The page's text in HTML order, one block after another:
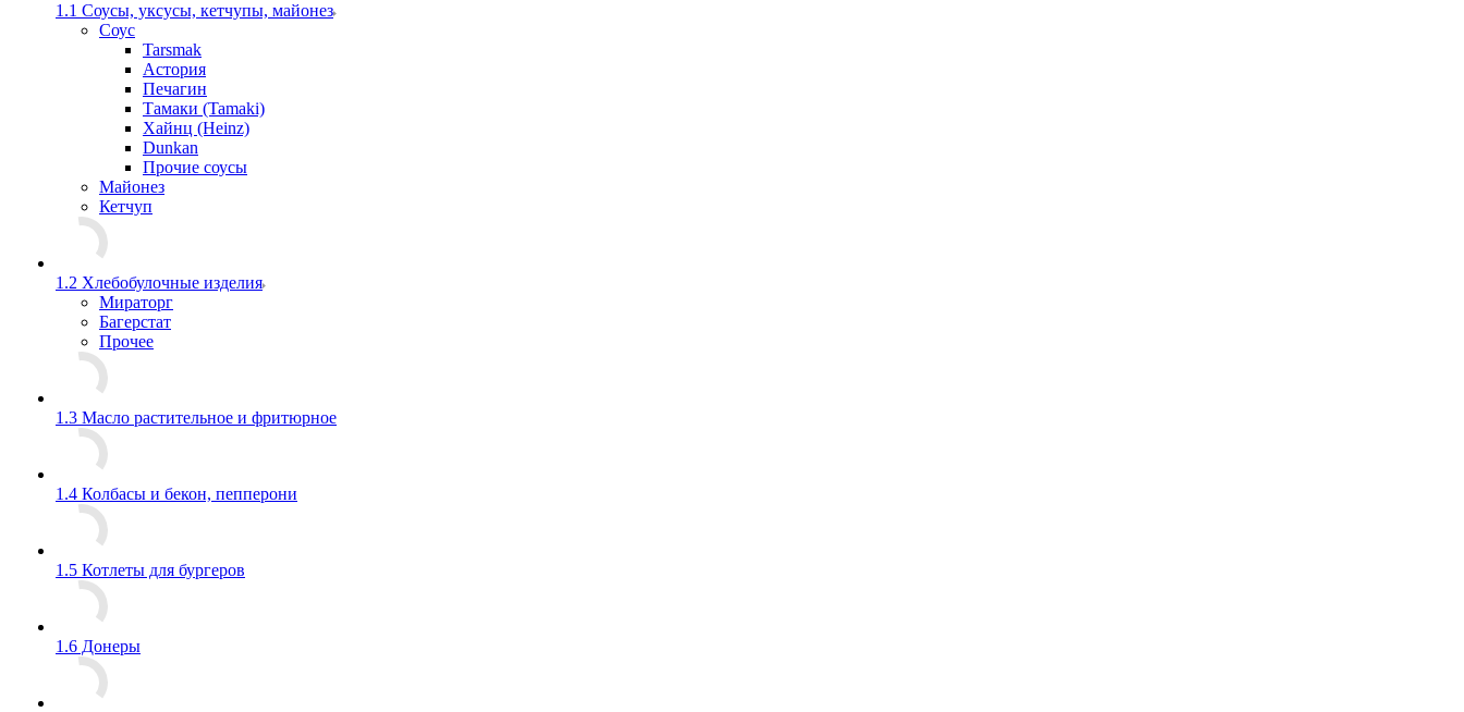
1.1 Соусы, уксусы, кетчупы, майонез
Соус
Tarsmak
Астория
Печагин
Тамаки (Tamaki)
Хайнц (Heinz)
Dunkan
Прочие соусы
Майонез
Кетчуп
1.2 Хлебобулочные изделия
Мираторг
Багерстат
Прочее
1.3 Масло растительное и фритюрное
1.4 Колбасы и бекон, пепперони
1.5 Котлеты для бургеров
1.6 Донеры